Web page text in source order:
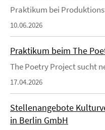
Praktikum bei
10.06.2026
Praktikum beim The
The Poetry Project sucht
17.04.2026
Stellenangebote
in Berlin GmbH